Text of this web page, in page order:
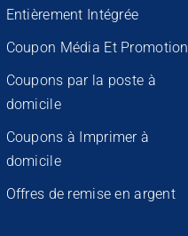
Entièrement Intégrée
Coupon Média Et Promotion
Coupons par la poste à
domicile
Coupons à Imprimer à
domicile
Offres de remise en argent